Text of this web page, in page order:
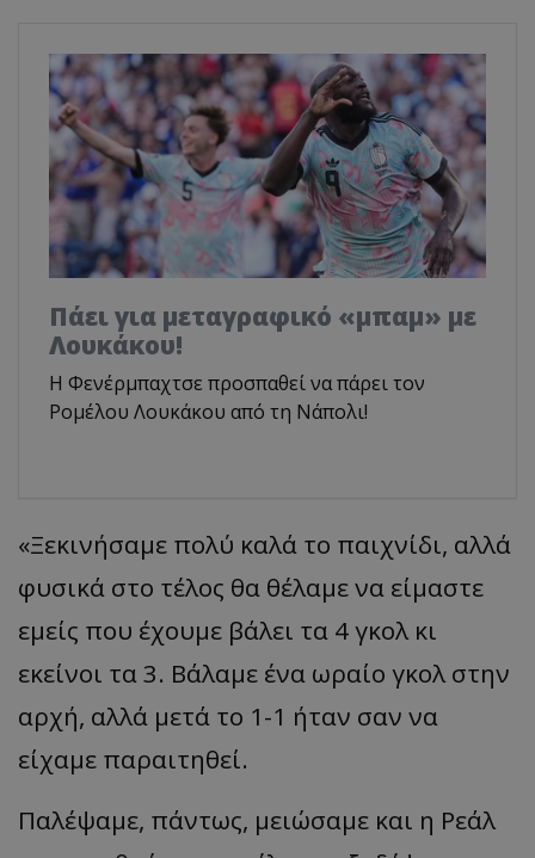
Πάει για μεταγραφικό «μπαμ» με
Λουκάκου!
Η Φενέρμπαχτσε προσπαθεί να πάρει τον
Ρομέλου Λουκάκου από τη Νάπολι!
«Ξεκινήσαμε πολύ καλά το παιχνίδι, αλλά
φυσικά στο τέλος θα θέλαμε να είμαστε
εμείς που έχουμε βάλει τα 4 γκολ κι
εκείνοι τα 3. Βάλαμε ένα ωραίο γκολ στην
αρχή, αλλά μετά το 1-1 ήταν σαν να
είχαμε παραιτηθεί.
Παλέψαμε, πάντως, μειώσαμε και η Ρεάλ